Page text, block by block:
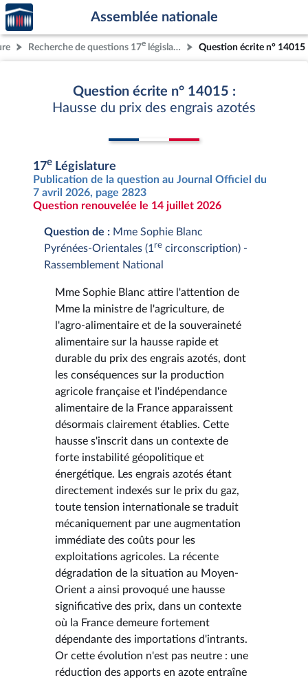
Aller au contenu
Aller en bas de la page
Accèder
à la
page
d'accueil
Assemblée nationale
Recherche de questions 17e législature Question écrite n° 14015
Question écrite n° 14015 :
Hausse du prix des engrais azotés
17e Législature
Publication de la question au Journal Officiel du
7 avril 2026, page 2823
Question renouvelée le 14 juillet 2026
Question de : Mme Sophie Blanc
Pyrénées-Orientales (1 re circonscription) -
Rassemblement National
Mme Sophie Blanc attire l'attention de
Mme la ministre de l'agriculture, de
l'agro-alimentaire et de la souveraineté
alimentaire sur la hausse rapide et
durable du prix des engrais azotés, dont
les conséquences sur la production
agricole française et l'indépendance
alimentaire de la France apparaissent
désormais clairement établies. Cette
hausse s'inscrit dans un contexte de
forte instabilité géopolitique et
énergétique. Les engrais azotés étant
directement indexés sur le prix du gaz,
toute tension internationale se traduit
mécaniquement par une augmentation
immédiate des coûts pour les
exploitations agricoles. La récente
dégradation de la situation au Moyen-
Orient a ainsi provoqué une hausse
significative des prix, dans un contexte
où la France demeure fortement
dépendante des importations d'intrants.
Or cette évolution n'est pas neutre : une
réduction des apports en azote entraîne